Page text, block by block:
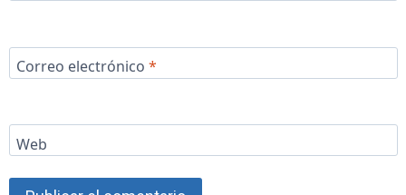
Correo electrónico *
Web